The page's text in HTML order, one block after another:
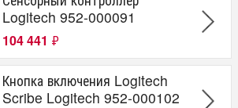
Logitech 952-000091
104 441 ₽
Кнопка включения Logitech
Scribe Logitech 952-000102